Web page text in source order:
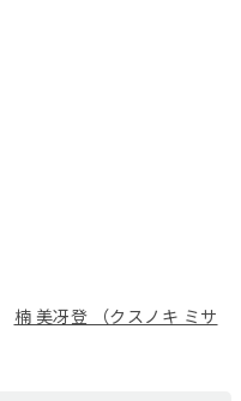
楠 美冴登 （クスノキ ミサ